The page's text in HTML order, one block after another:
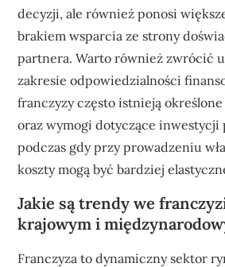
decyzji, ale również ponosi
brakiem wsparcia ze strony
partnera. Warto również zwrócić
zakresie odpowiedzialności
franczyzy często istnieją
oraz wymogi dotyczące inwestycji
podczas gdy przy prowadzeniu
koszty mogą być bardziej
Jakie są trendy we
krajowym i
Franczyza to dynamiczny sektor